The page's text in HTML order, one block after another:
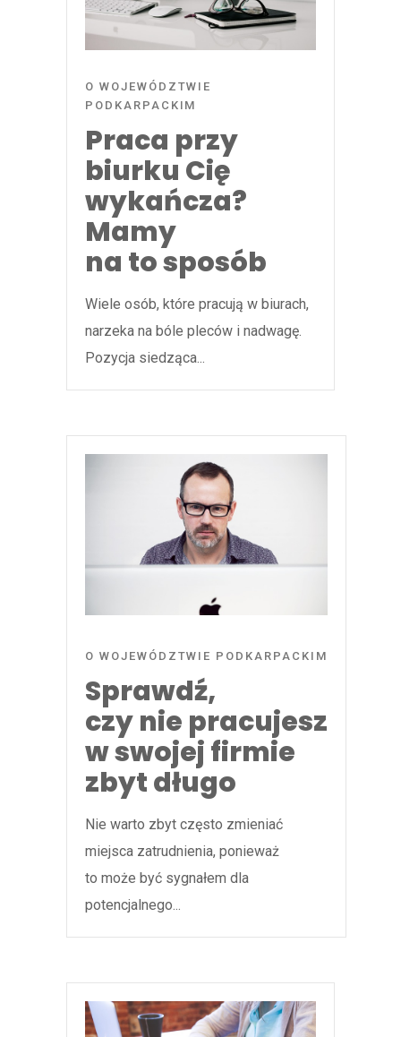
O WOJEWÓDZTWIE
PODKARPACKIM
Praca przy
biurku Cię
wykańcza?
Mamy
na to sposób
Wiele osób, które pracują w biurach,
narzeka na bóle pleców i nadwagę.
Pozycja siedząca...
O WOJEWÓDZTWIE PODKARPACKIM
Sprawdź,
czy nie pracujesz
w swojej firmie
zbyt długo
Nie warto zbyt często zmieniać
miejsca zatrudnienia, ponieważ
to może być sygnałem dla
potencjalnego...